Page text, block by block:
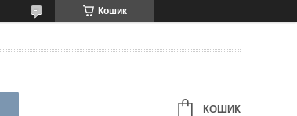
Кошик
КОШИК